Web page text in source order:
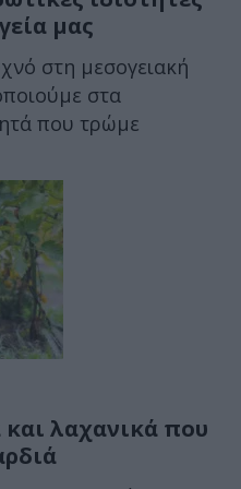
μας
στη μεσογειακή
στα
που τρώμε
λαχανικά που